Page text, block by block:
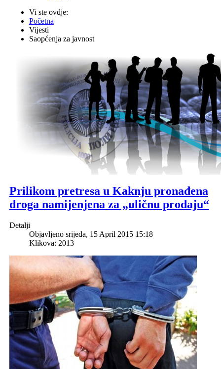
Vi ste ovdje:
Početna
Vijesti
Saopćenja za javnost
Prilikom pretresa u Kaknju pronađena
droga namijenjena za „uličnu prodaju“
Detalji
Objavljeno srijeda, 15 April 2015 15:18
Klikova: 2013